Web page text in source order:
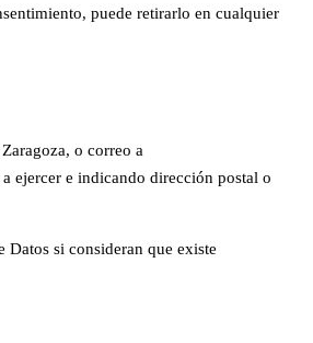
puede retirarlo en cualquier
o correo a
ejercer e indicando dirección postal o
Datos si consideran que existe